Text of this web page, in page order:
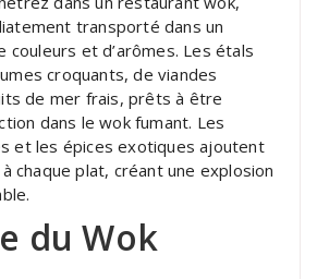
transporté dans un
couleurs et d’arômes. Les étals
croquants, de viandes
de mer frais, prêts à être
dans le wok fumant. Les
et les épices exotiques ajoutent
chaque plat, créant une explosion
du Wok